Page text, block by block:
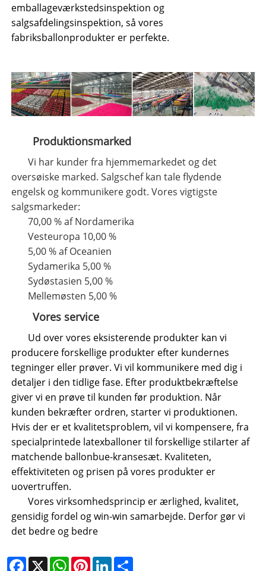
emballageværkstedsinspektion og
salgsafdelingsinspektion, så vores
fabriksballonprodukter er perfekte.
Produktionsmarked
Vi har kunder fra hjemmemarkedet og det
oversøiske marked. Salgschef kan tale flydende
engelsk og kommunikere godt. Vores vigtigste
salgsmarkeder:
70,00 % af Nordamerika
Vesteuropa 10,00 %
5,00 % af Oceanien
Sydamerika 5,00 %
Sydøstasien 5,00 %
Mellemøsten 5,00 %
Vores service
Ud over vores eksisterende produkter kan vi
producere forskellige produkter efter kundernes
tegninger eller prøver. Vi vil kommunikere med dig i
detaljer i den tidlige fase. Efter produktbekræftelse
giver vi en prøve til kunden før produktion. Når
kunden bekræfter ordren, starter vi produktionen.
Hvis der er et kvalitetsproblem, vil vi kompensere, fra
specialprintede latexballoner til forskellige stilarter af
matchende ballonbue-kransesæt. Kvaliteten,
effektiviteten og prisen på vores produkter er
uovertruffen.
Vores virksomhedsprincip er ærlighed, kvalitet,
gensidig fordel og win-win samarbejde. Derfor gør vi
det bedre og bedre
Facebook
X WhatsAppPinterestLinkedIn